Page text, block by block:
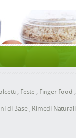
, Feste , Finger Food ,
di Base , Rimedi Naturali